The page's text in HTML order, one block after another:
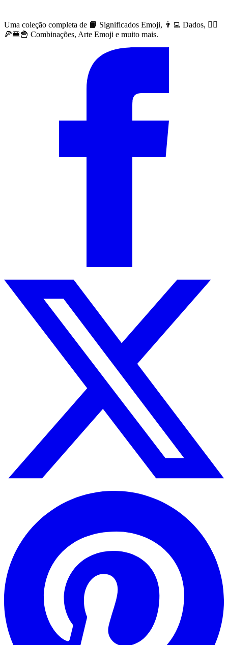
Uma coleção completa de 📙 Significados Emoji, 👨‍💻 Dados, 🙅‍♀️
🍕🍔🍟 Combinações, Arte Emoji e muito mais.